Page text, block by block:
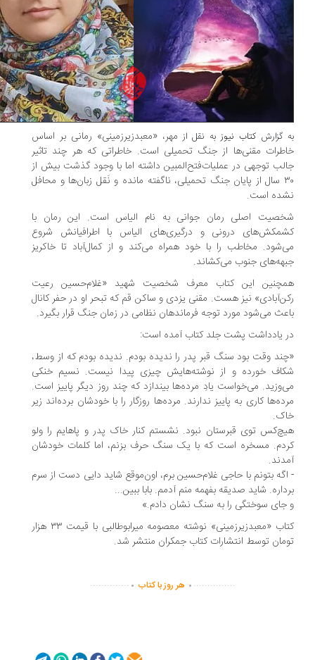
گزارش کتاب نیوز به نقل از مهر، «معبدزیرزمینی» رمانی بر اساس
مقنی‌ها از جنگ تحمیلی است. خاطراتی که هر چند تاثیر
توجهی در عملیات‌فتح‌المبین داشته اما با وجود گذشت بیش از
۳۰ سال از پایان جنگ تحمیلی، ناگفته مانده و نَقل زبان‌ها و محافل
است.
اصلی رمان جوانی به نام الیاس است. این رمان با
درونی و درگیری‌های الیاس با اطرافیانش شروع
مخاطب را با خود همراه می‌کند و از کمال‌آباد تا خاکریز
جنوب می‌کشاند.
این کتاب معرف شخصیت شهید «غلام‌حسین رعیت
نیز هست. مقنی یزدی و ساکن قم که تبحر او در حفر کانال
می‌شود مورد توجه فرماندهان نظامی در زمان جنگ قرار بگیرد.
یادداشت پشت جلد کتاب آمده است:
وقت بود سنگ قبر پدر را ندیده بودم. ندیده بودم که از وسط،
خورده و از نوشته‌هایش چیزی پیدا نیست. نسیم خنکی
می‌خواست یادِ مرده‌ها بیندازد که چند روز دیگر پاییز است.
کاری به پاییز ندارند. مرده‌ها روزگار را با خودشان برده‌اند زیر
توی قبرستان نبود. نشستم کنار خاک پدر و پاهایم را ولو
مسخره است که با یک سنگ حرف بزنم، اما کلمات خودشان
بتونم با حاجی غلام‌حسین برم، اون‌موقع شاید دایی دست از سرم
شاید صدیقه بفهمه منم آدمم. بابا ببین...
سوختگی را به سنگ نشان دادم.»
کتاب «معبدزیرزمینی» نوشته معصومه میرابوطالبی با قیمت ۳۳ هزار
توسط انتشارات کتاب جمکران منتشر شد.
...............
. هر روز با کتاب .
..............